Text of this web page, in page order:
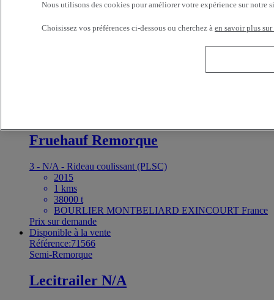
3 - N/A
Fruehauf Remorque
3 - N/A - Rideau coulissant (PLSC)
2015
1 kms
38000 t
BOURLIER MONTBELIARD EXINCOURT France
Prix sur demande
Disponible à la vente
Référence:71566
Semi-Remorque
Lecitrailer N/A
Nous utilisons des cookies pour améliorer votre expérience sur notre
Choisissez vos préférences ci-dessous ou cherchez à en savoir plus